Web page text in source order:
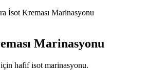
İsot Kreması Marinasyonu
Marinasyonu
için hafif isot marinasyonu.